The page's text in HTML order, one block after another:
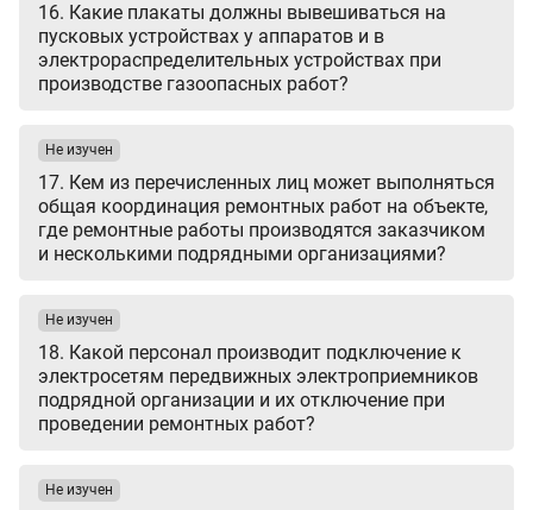
16. Какие плакаты должны вывешиваться на
пусковых устройствах у аппаратов и в
электрораспределительных устройствах при
производстве газоопасных работ?
17. Кем из перечисленных лиц может выполняться
общая координация ремонтных работ на объекте,
где ремонтные работы производятся заказчиком
и несколькими подрядными организациями?
Не изучен
18. Какой персонал производит подключение к
электросетям передвижных электроприемников
подрядной организации и их отключение при
проведении ремонтных работ?
Не изучен
Не изучен